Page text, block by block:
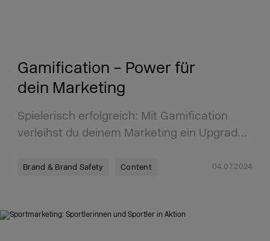
Gamification – Power für
dein Marketing
Spielerisch erfolgreich: Mit Gamification
verleihst du deinem Marketing ein Upgrad…
Brand & Brand Safety Content 04.07.2024